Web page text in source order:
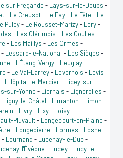
sur Fregande - Lays-sur-le-Doubs -
- Le Creusot- Le Fay- Le Fête - Le
Puley- Le Rousset-Marizy- Léry-
- Les Clérimois - Les Goulles -
- Les Maillys - Les Ormes -
- Lessard-le-National - Les Sièges -
- L'Étang-Vergy- Leuglay-
- Le Val-Larrey- Levernois - Levis
- L'Hôpital-le-Mercier- Licey-sur-
sur-Yonne - Liernais - Lignerolles -
Ligny-le-Châtel - Limanton - Limon -
- Livry- Lixy- Loisy-
Pluvault- Longecourt-en-Plaine -
- Longepierre - Lormes - Losne -
- Lournand - Lucenay-le-Duc -
l'Évêque - Lucey- Lucy-le-